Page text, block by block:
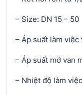
– Size: DN 15 – 50
– Áp suất làm việc
– Áp suất mở van
– Nhiệt độ làm